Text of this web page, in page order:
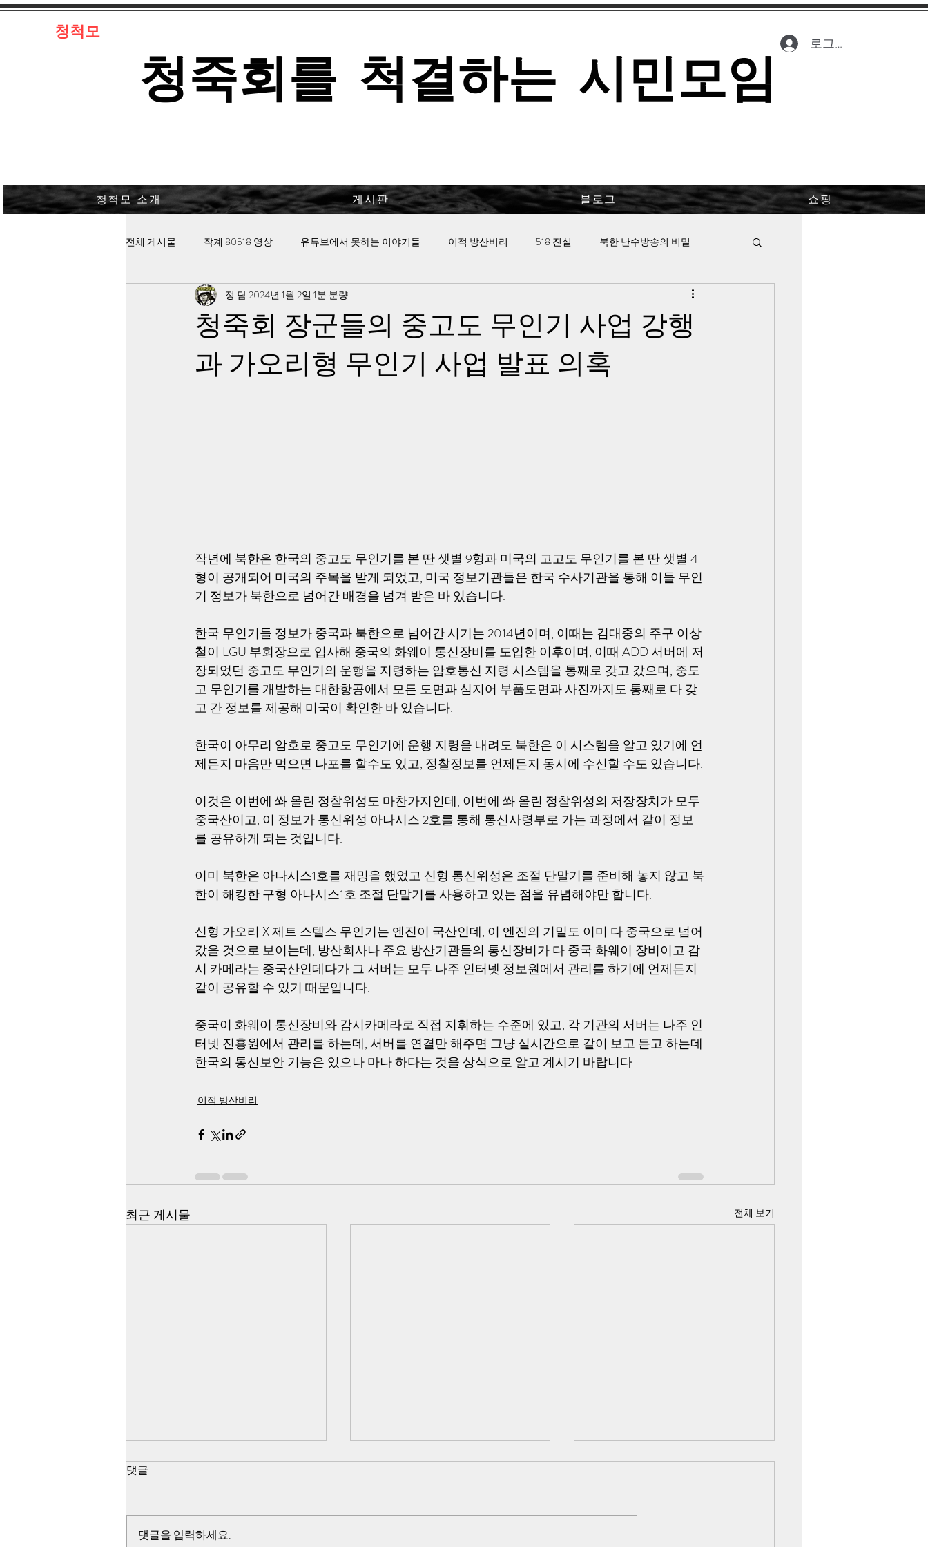
​청척모
로그인
​청죽회를 척결하는 시민모임
청척모 소개 게시판 블로그 쇼핑
전체 게시물 작계 80518 영상 유튜브에서 못하는 이야기들 이적 방산비리 518 진실 북한 난수방송의 비밀
김대중 북한경찰 납치고문 안보 핫이슈
청죽회 장군들의 중고도 무인기 사업 강행
과 가오리형 무인기 사업 발표 의혹
정 담2024년 1월 2일 1분 분량
작년에 북한은 한국의 중고도 무인기를 본 딴 샛별 9형과 미국의 고고도 무인기를 본 딴 샛별 4
형이 공개되어 미국의 주목을 받게 되었고, 미국 정보기관들은 한국 수사기관을 통해 이들 무인
기 정보가 북한으로 넘어간 배경을 넘겨 받은 바 있습니다.
한국 무인기들 정보가 중국과 북한으로 넘어간 시기는 2014년이며, 이때는 김대중의 주구 이상
철이 LGU 부회장으로 입사해 중국의 화웨이 통신장비를 도입한 이후이며, 이때 ADD 서버에 저
장되었던 중고도 무인기의 운행을 지령하는 암호통신 지령 시스템을 통째로 갖고 갔으며, 중도
고 무인기를 개발하는 대한항공에서 모든 도면과 심지어 부품도면과 사진까지도 통째로 다 갖
고 간 정보를 제공해 미국이 확인한 바 있습니다.
한국이 아무리 암호로 중고도 무인기에 운행 지령을 내려도 북한은 이 시스템을 알고 있기에 언
제든지 마음만 먹으면 나포를 할수도 있고, 정찰정보를 언제든지 동시에 수신할 수도 있습니다.
이것은 이번에 쏴 올린 정찰위성도 마찬가지인데, 이번에 쏴 올린 정찰위성의 저장장치가 모두
중국산이고, 이 정보가 통신위성 아나시스 2호를 통해 통신사령부로 가는 과정에서 같이 정보
를 공유하게 되는 것입니다.
이미 북한은 아나시스1호를 재밍을 했었고 신형 통신위성은 조절 단말기를 준비해 놓지 않고 북
한이 해킹한 구형 아나시스1호 조절 단말기를 사용하고 있는 점을 유념해야만 합니다.
신형 가오리 X 제트 스텔스 무인기는 엔진이 국산인데, 이 엔진의 기밀도 이미 다 중국으로 넘어
갔을 것으로 보이는데, 방산회사나 주요 방산기관들의 통신장비가 다 중국 화웨이 장비이고 감
시 카메라는 중국산인데다가 그 서버는 모두 나주 인터넷 정보원에서 관리를 하기에 언제든지
같이 공유할 수 있기 때문입니다.
중국이 화웨이 통신장비와 감시카메라로 직접 지휘하는 수준에 있고, 각 기관의 서버는 나주 인
터넷 진흥원에서 관리를 하는데, 서버를 연결만 해주면 그냥 실시간으로 같이 보고 듣고 하는데
한국의 통신보안 기능은 있으나 마나 하다는 것을 상식으로 알고 계시기 바랍니다.
이적 방산비리
최근 게시물 전체 보기
댓글
댓글을 입력하세요.